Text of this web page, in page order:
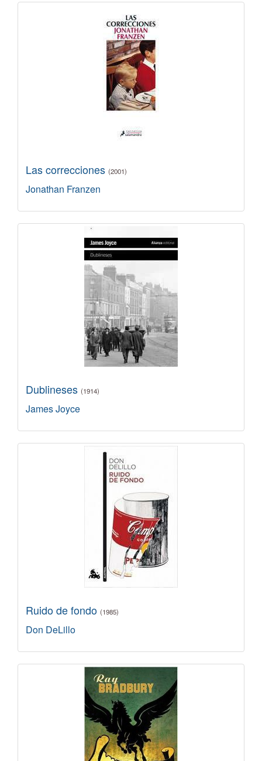
Las correcciones (2001)
Jonathan Franzen
Dublineses (1914)
James Joyce
Ruido de fondo (1985)
Don DeLillo